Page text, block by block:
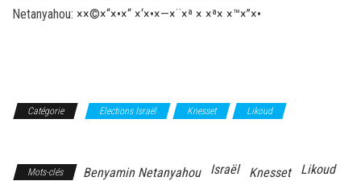
Netanyahou: ××©×“×•×“ ×‘×•×—×¨×ª × ×ª× ×™×”×•
Catégorie Elections Israël Knesset
Likoud
Mots-clés Benyamin Netanyahou Israël Knesset Likoud